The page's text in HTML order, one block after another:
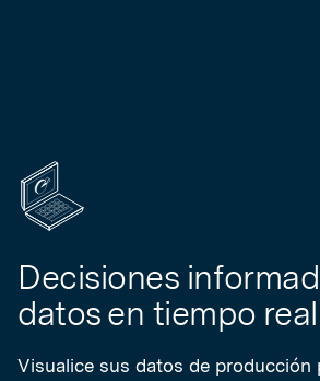
Decisiones
datos en tiempo real
Visualice sus datos de producción